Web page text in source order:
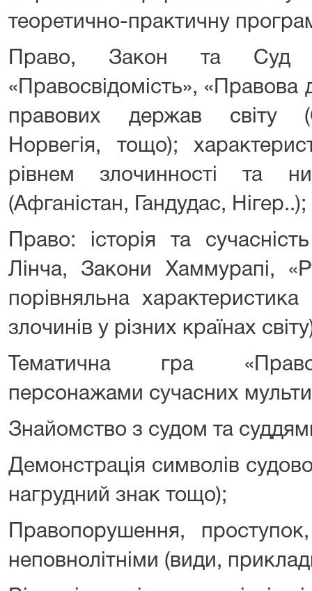
теоретично-практичну
Право, Закон та Суд
«Правосвідомість», «Правова
правових держав світу
Норвегія, тощо);
рівнем злочинності та
(Афганістан, Гандудас, Нігер..);
Право: історія та
Лінча, Закони Хаммурапі,
порівняльна
злочинів у різних країнах
Тематична гра
персонажами сучасних
Знайомство з судом та
Демонстрація символів
нагрудний знак тощо);
Правопорушення,
неповнолітніми (види,